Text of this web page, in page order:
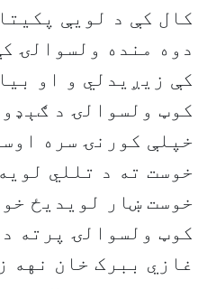
کال کې د لویې
دوه منده ولسوالۍ
کې زیږیدلي و او
کوټ ولسوالۍ د
خپلې کورنۍ سره
خوست ته د تللي
خوست ښار لویدیځ
کوټ ولسوالۍ پرته
غازي ببرک خان نهه